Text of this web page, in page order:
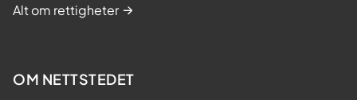
Alt om rettigheter
OM NETTSTEDET